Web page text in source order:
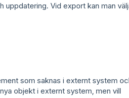
uppdatering. Vid export kan man
som saknas i externt system
objekt i externt system, men vill